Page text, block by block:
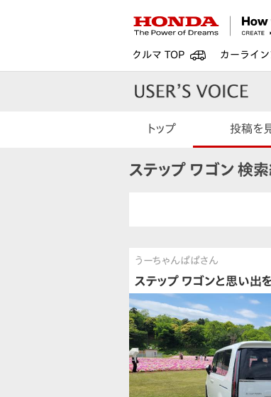
クルマ TOP カーライ
トップ 投稿を
ステップ ワゴン 検
うーちゃんぱぱさん
ステップ ワゴンと思い出